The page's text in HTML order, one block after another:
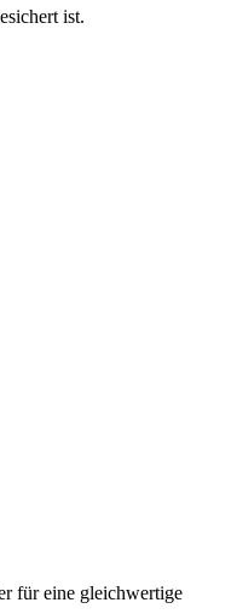
ist.
für eine gleichwertige